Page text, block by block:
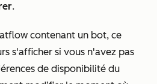
.
contenant un bot, ce
s'afficher si vous n'avez pas
de disponibilité du